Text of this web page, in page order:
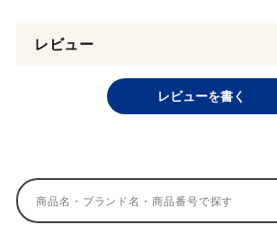
レビュー
レビューを書く